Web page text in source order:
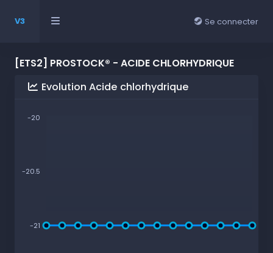
V3 Se connecter
[ETS2] PROSTOCK® - ACIDE CHLORHYDRIQUE
Evolution Acide chlorhydrique
-20
-20.5
-21